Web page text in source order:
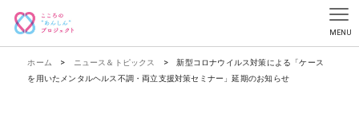
ホーム > ニュース＆トピックス >
新型コロナウイルス対策による「ケース
を用いたメンタルヘルス不調・両立支援対策セミナー」延期のお知らせ